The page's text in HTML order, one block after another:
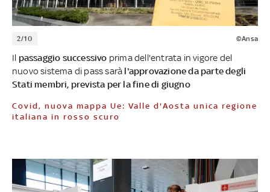
2/10 ©Ansa
Il passaggio successivo prima dell'entrata in vigore del
nuovo sistema di pass sarà l'approvazione da parte degli
Stati membri, prevista per la fine di giugno
Covid, nuova mappa Ue: Valle d'Aosta unica regione
italiana in rosso scuro